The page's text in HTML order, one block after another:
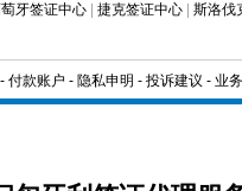
牙签证中心 捷克签证中心 斯洛伐
- 付款账户 - 隐私申明 - 投诉建议 - 业